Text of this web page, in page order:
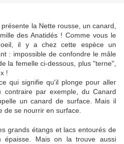
la Nette rousse, un canard,
des Anatidés ! Comme vous le
il y a chez cette espèce un
: impossible de confondre le mâle
la femelle ci-dessous, plus "terne",
!
qui signifie qu'il plonge pour aller
contraire par exemple, du Canard
un canard de surface. Mais il
de se nourrir en surface.
grands étangs et lacs entourés de
épaisse. Mais on la trouve aussi